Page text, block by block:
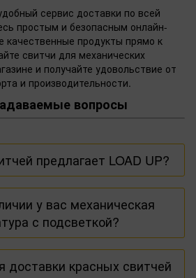
сервис доставки по всей
простым и безопасным онлайн-
качественные продукты прямо к
свитчи для механических
и получайте удовольствие от
и производительности.
вопросы
предлагает LOAD UP?
выбор свитчей, включая
синие и многие другие.
ведущих производителей, таких
нас в магазине.
у вас механическая
с подсветкой?
механическая клавиатура с
механические клавиатуры ,
доставки красных свитчей